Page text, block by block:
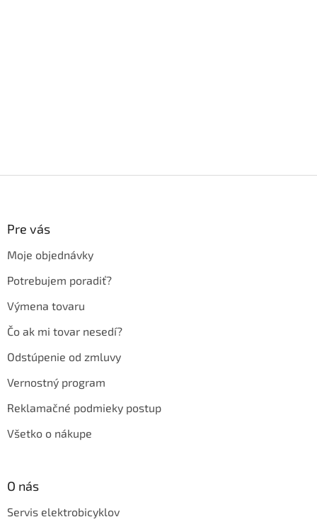
Pre vás
Moje objednávky
Potrebujem poradiť?
Výmena tovaru
Čo ak mi tovar nesedí?
Odstúpenie od zmluvy
Vernostný program
Reklamačné podmieky postup
Všetko o nákupe
O nás
Servis elektrobicyklov